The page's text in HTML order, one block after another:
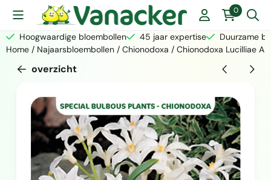
Cookievoorkeuren zijn momenteel gesloten. 0
Hoogwaardige bloembollen 45 jaar expertise
Duurzame
Home / Najaarsbloembollen / Chionodoxa / Chionodoxa Lucilliae
overzicht